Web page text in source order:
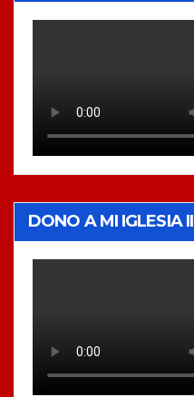
DONO A MI IGLESIA II